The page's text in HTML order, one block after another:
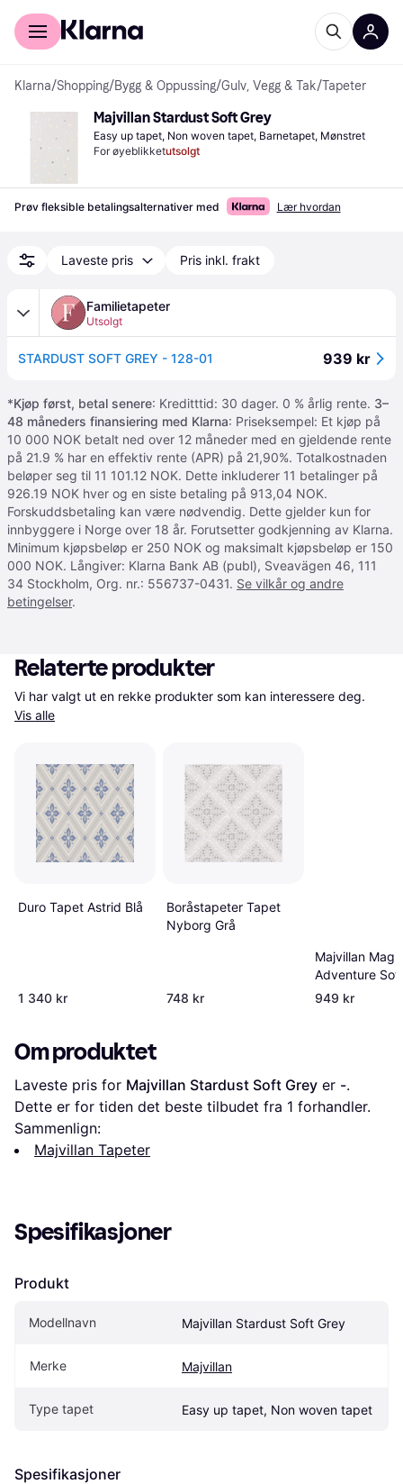
For kunder
Klarna/Shopping/Bygg & Oppussing/Gulv, Vegg & Tak/Tapeter
Majvillan Stardust Soft Grey
Easy up tapet, Non woven tapet, Barnetapet, Mønstret
For øyeblikketutsolgt
Prøv fleksible betalingsalternativer med Lær hvordan
Laveste pris Pris inkl. frakt
Familietapeter
Utsolgt
STARDUST SOFT GREY - 128-01 939 kr
*Kjøp først, betal senere: Kreditttid: 30 dager. 0 % årlig rente. 3–
48 måneders finansiering med Klarna: Priseksempel: Et kjøp på
10 000 NOK betalt ned over 12 måneder med en gjeldende rente
på 21.9 % har en effektiv rente (APR) på 21,90%. Totalkostnaden
beløper seg til 11 101.12 NOK. Dette inkluderer 11 betalinger på
926.19 NOK hver og en siste betaling på 913,04 NOK.
Forskuddsbetaling kan være nødvendig. Dette gjelder kun for
innbyggere i Norge over 18 år. Forutsetter godkjenning av Klarna.
Minimum kjøpsbeløp er 250 NOK og maksimalt kjøpsbeløp er 150
000 NOK. Långiver: Klarna Bank AB (publ), Sveavägen 46, 111
34 Stockholm, Org. nr.: 556737-0431. Se vilkår og andre
betingelser.
Relaterte produkter
Vis alle
Duro Tapet Astrid Blå
1 340 kr
Boråstapeter Tapet
Nyborg Grå
748 kr
Majvillan
Adventure
949 kr
Om produktet
Laveste pris for Majvillan Stardust Soft Grey er -.
Dette er for tiden det beste tilbudet fra 1 forhandler.
Sammenlign:
Majvillan Tapeter
Spesifikasjoner
Produkt
Modellnavn Majvillan Stardust Soft Grey
Merke Majvillan
Type tapet Easy up tapet, Non woven tapet
Spesifikasjoner